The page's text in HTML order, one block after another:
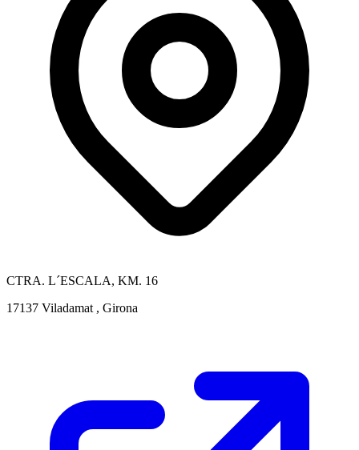
CTRA. L´ESCALA, KM. 16
17137 Viladamat , Girona